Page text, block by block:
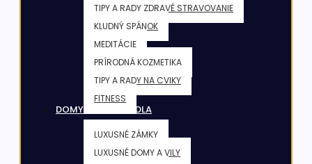
TIPY A RADY ZDRAVÉ STRAVOVANIE
KLUDNÝ SPÁNOK
MEDITÁCIE
PRÍRODNÁ KOZMETIKA
TIPY A RADY NA CVIKY
FITNESS
DOMY & VILY & SÍDLA
LUXUSNÉ ZÁMKY
LUXUSNÉ DOMY A VILY